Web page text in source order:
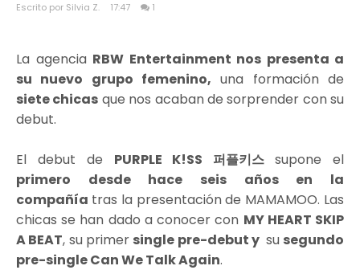
Escrito por Silvia Z. 17:47 1
La agencia RBW Entertainment nos presenta a
su nuevo grupo femenino, una formación de
siete chicas que nos acaban de sorprender con su
debut.
El debut de PURPLE K!SS 퍼플키스supone el
primero desde hace seis años en la
compañía tras la presentación de MAMAMOO. Las
chicas se han dado a conocer con MY HEART SKIP
A BEAT, su primer single pre-debut y su segundo
pre-single Can We Talk Again.